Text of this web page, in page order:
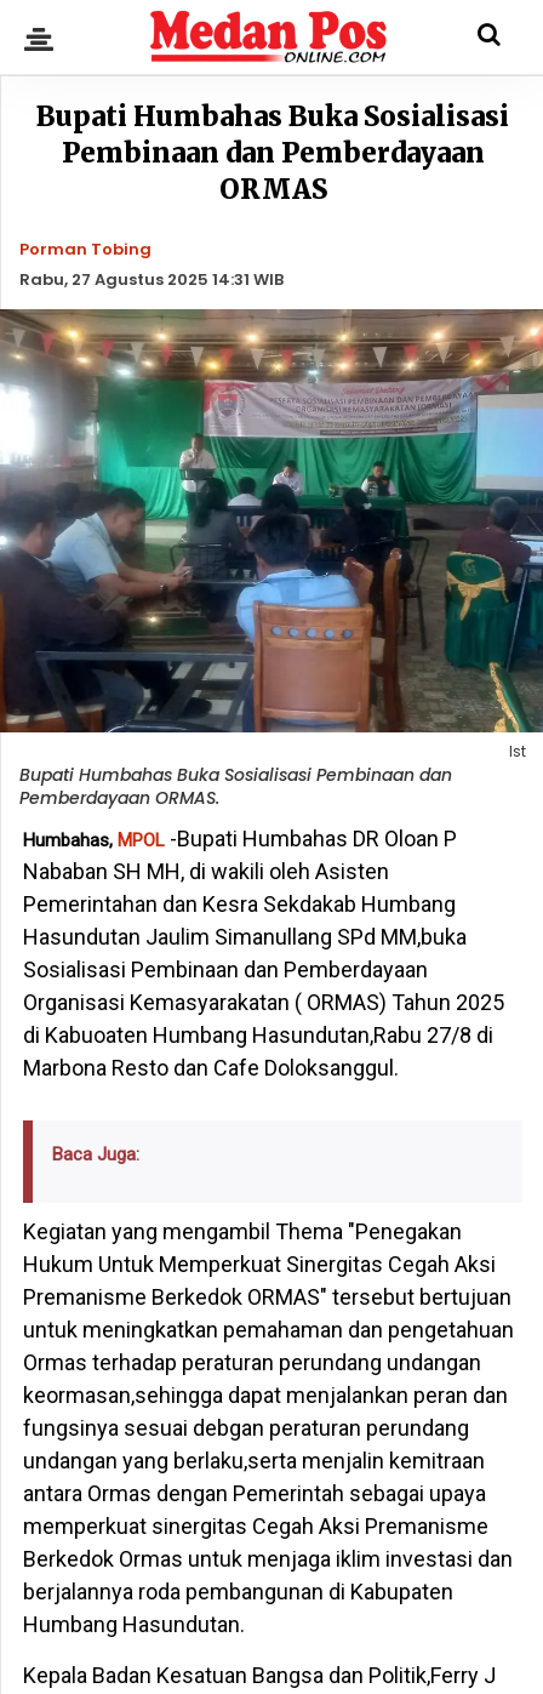
Bupati Humbahas Buka Sosialisasi
Pembinaan dan Pemberdayaan
ORMAS
Porman Tobing
Rabu, 27 Agustus 2025 14:31 WIB
Ist
Bupati Humbahas Buka Sosialisasi Pembinaan dan
Pemberdayaan ORMAS.
Humbahas, MPOL-Bupati Humbahas DR Oloan P
Nababan SH MH, di wakili oleh Asisten
Pemerintahan dan Kesra Sekdakab Humbang
Hasundutan Jaulim Simanullang SPd MM,buka
Sosialisasi Pembinaan dan Pemberdayaan
Organisasi Kemasyarakatan ( ORMAS) Tahun 2025
di Kabuoaten Humbang Hasundutan,Rabu 27/8 di
Marbona Resto dan Cafe Doloksanggul.
Baca Juga:
Kegiatan yang mengambil Thema "Penegakan
Hukum Untuk Memperkuat Sinergitas Cegah Aksi
Premanisme Berkedok ORMAS" tersebut bertujuan
untuk meningkatkan pemahaman dan pengetahuan
Ormas terhadap peraturan perundang undangan
keormasan,sehingga dapat menjalankan peran dan
fungsinya sesuai debgan peraturan perundang
undangan yang berlaku,serta menjalin kemitraan
antara Ormas dengan Pemerintah sebagai upaya
memperkuat sinergitas Cegah Aksi Premanisme
Berkedok Ormas untuk menjaga iklim investasi dan
berjalannya roda pembangunan di Kabupaten
Humbang Hasundutan.
Kepala Badan Kesatuan Bangsa dan Politik,Ferry J